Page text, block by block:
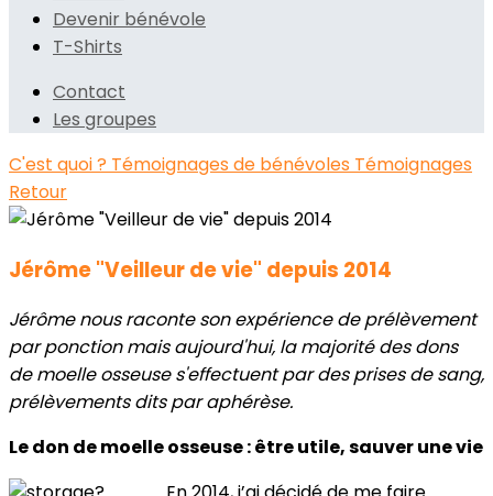
Devenir bénévole
T-Shirts
Contact
Les groupes
C'est quoi ? Témoignages de bénévoles Témoignages
Retour
Jérôme "Veilleur de vie" depuis 2014
Jérôme nous raconte son expérience de prélèvement
par ponction mais aujourd'hui, la majorité des dons
de moelle osseuse s'effectuent par des prises de sang,
prélèvements dits par aphérèse.
Le don de moelle osseuse : être utile, sauver une vie